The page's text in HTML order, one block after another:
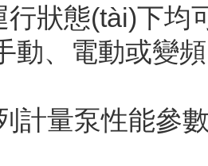
行狀態(tài)下均
、電動或變頻
計量泵性能參